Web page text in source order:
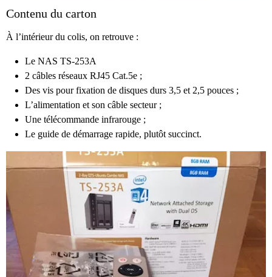
Contenu du carton
À l’intérieur du colis, on retrouve :
Le NAS TS-253A
2 câbles réseaux RJ45 Cat.5e ;
Des vis pour fixation de disques durs 3,5 et 2,5 pouces ;
L’alimentation et son câble secteur ;
Une télécommande infrarouge ;
Le guide de démarrage rapide, plutôt succinct.